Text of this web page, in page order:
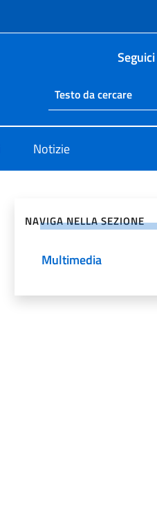
Ricerca
Cerca nel sito
Notizie
NAVIGA NELLA SEZIONE
Multimedia